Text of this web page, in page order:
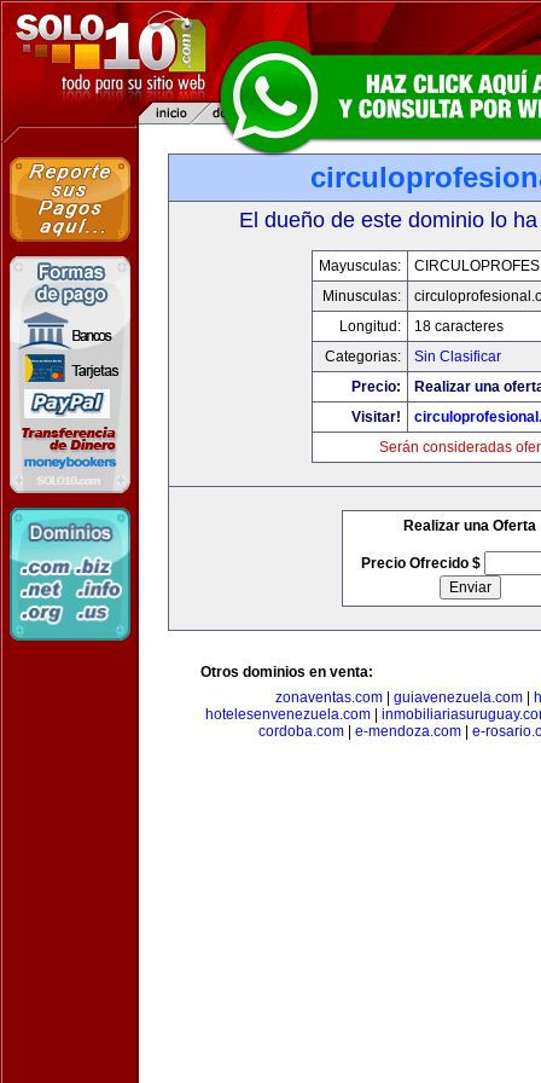
El dueño de este dominio lo
Mayusculas:
Minusculas:
Longitud:
18 caracteres
Categorias:
Sin Clasificar
Precio:
Realizar una
Visitar!
Serán consideradas
Realizar una Oferta
Precio Ofrecido $
Otros dominios en venta:
zonaventas.com| guiavenezuela.com|
hotelesenvenezuela.com
cordoba.com| e-mendoza.com| e-